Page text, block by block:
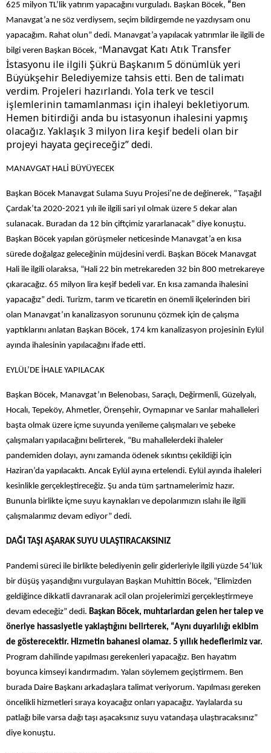
625 milyon TL’lik yatırım yapacağını vurguladı. Başkan Böcek, “Ben
Manavgat’a ne söz verdiysem, seçim bildirgemde ne yazdıysam onu
yapacağım. Rahat olun” dedi. Manavgat’a yapılacak yatırımlar ile ilgili de
bilgi veren Başkan Böcek, “Manavgat Katı Atık Transfer
İstasyonu ile ilgili Şükrü Başkanım 5 dönümlük yeri
Büyükşehir Belediyemize tahsis etti. Ben de talimatı
verdim. Projeleri hazırlandı. Yola terk ve tescil
işlemlerinin tamamlanması için ihaleyi bekletiyorum.
Hemen bitirdiği anda bu istasyonun ihalesini yapmış
olacağız. Yaklaşık 3 milyon lira keşif bedeli olan bir
projeyi hayata geçireceğiz” dedi.
MANAVGAT HALİ BÜYÜYECEK
Başkan Böcek Manavgat Sulama Suyu Projesi’ne de değinerek, “Taşağıl
Çardak’ta 2020-2021 yılı ile ilgili sari yıl olmak üzere 5 dekar alan
sulanacak. Buradan da 12 bin çiftçimiz yararlanacak” diye konuştu.
Başkan Böcek yapılan görüşmeler neticesinde Manavgat’a en kısa
sürede doğalgaz geleceğinin müjdesini verdi. Başkan Böcek Manavgat
Hali ile ilgili olaraksa, “Hali 22 bin metrekareden 32 bin 800 metrekareye
çıkaracağız. 65 milyon lira keşif bedeli var. En kısa zamanda ihalesini
yapacağız” dedi. Turizm, tarım ve ticaretin en önemli ilçelerinden biri
olan Manavgat’ın kanalizasyon sorununu çözmek için de çalışma
yaptıklarını anlatan Başkan Böcek, 174 km kanalizasyon projesinin Eylül
ayında ihalesinin yapılacağını ifade etti.
EYLÜL’DE İHALE YAPILACAK
Başkan Böcek, Manavgat’ın Belenobası, Saraçlı, Değirmenli, Güzelyalı,
Hocalı, Tepeköy, Ahmetler, Örenşehir, Oymapınar ve Sarılar mahalleleri
başta olmak üzere içme suyunda yenileme çalışmaları ve şebeke
çalışmaları yapılacağını belirterek, “Bu mahallelerdeki ihaleler
pandemiden dolayı, aynı zamanda ödenek sıkıntısı çekildiği için
Haziran’da yapılacaktı. Ancak Eylül ayına ertelendi. Eylül ayında ihaleleri
kesinlikle gerçekleştireceğiz. Şu anda tüm şartnamelerimiz hazır.
Bununla birlikte içme suyu kaynakları ve depolarımızın ıslahı ile ilgili
çalışmalarımız devam ediyor” dedi.
DAĞI TAŞI AŞARAK SUYU ULAŞTIRACAKSINIZ
Pandemi süreci ile birlikte belediyenin gelir giderleriyle ilgili yüzde 54’lük
bir düşüş yaşandığını vurgulayan Başkan Muhittin Böcek, “Elimizden
geldiğince dikkatli davranarak acil olan projelerimizi gerçekleştirmeye
devam edeceğiz” dedi. Başkan Böcek, muhtarlardan gelen her talep ve
öneriye hassasiyetle yaklaştığını belirterek, “Aynı duyarlılığı ekibim
de gösterecektir. Hizmetin bahanesi olamaz. 5 yıllık hedeflerimiz var.
Program dahilinde yapılması gerekenleri yapacağız. Ben hayatım
boyunca kimseyi kandırmadım. Yalan söylemem geçiştirmem. Ben
burada Daire Başkanı arkadaşlara talimat veriyorum. Yapılması gereken
öncelikli hizmetleri sıraya koyacağız onları yapacağız. Yaylalarda su
patlağı bile varsa dağı taşı aşacaksınız suyu vatandaşa ulaştıracaksınız”
diye konuştu.